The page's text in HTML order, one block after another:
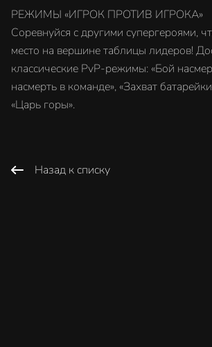
РЕЖИМЫ «ИГРОК ПРОТИВ ИГРОКА»
Соревнуйся с другими супергероями,
место на вершине таблицы лидеров!
классические PvP-режимы: «Бой
насмерть в команде», «Захват
«Царь горы».
Назад к списку